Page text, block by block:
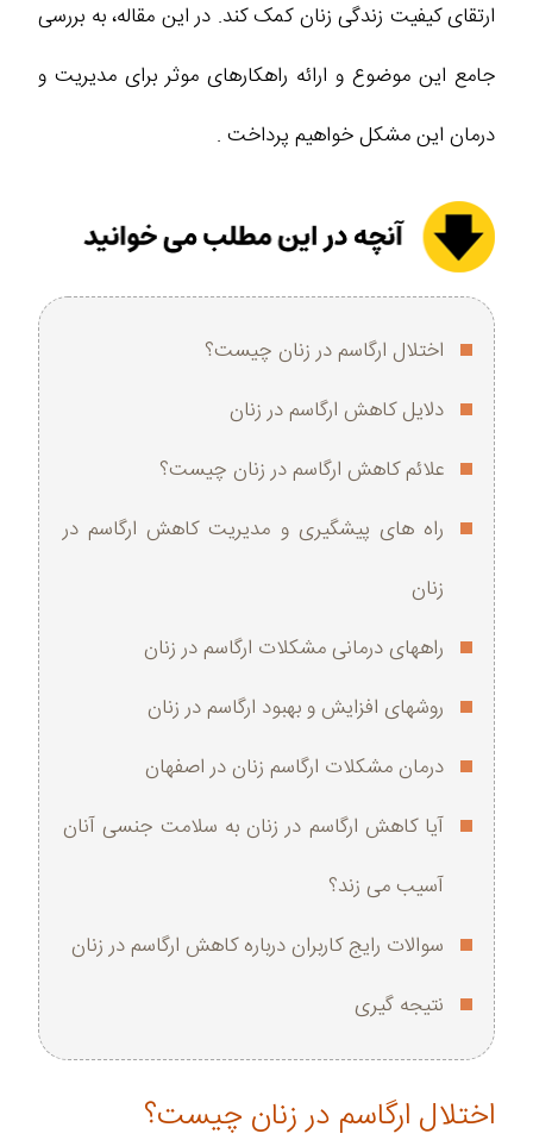
ارتقای کیفیت زندگی زنان کمک کند. در این مقاله، به بررسی
جامع این موضوع و ارائه راهکارهای موثر برای مدیریت و
درمان این مشکل خواهیم پرداخت .
اختلال ارگاسم در زنان چیست؟
دلایل کاهش ارگاسم در زنان
علائم کاهش ارگاسم در زنان چیست؟
راه‌ های پیشگیری و مدیریت کاهش ارگاسم در
زنان
راههای درمانی مشکلات ارگاسم در زنان
روشهای افزایش و بهبود ارگاسم در زنان
درمان مشکلات ارگاسم زنان در اصفهان
آیا کاهش ارگاسم در زنان به سلامت جنسی آنان
آسیب می ‌زند؟
سوالات رایج کاربران درباره کاهش ارگاسم در زنان
نتیجه گیری
اختلال ارگاسم در زنان چیست؟